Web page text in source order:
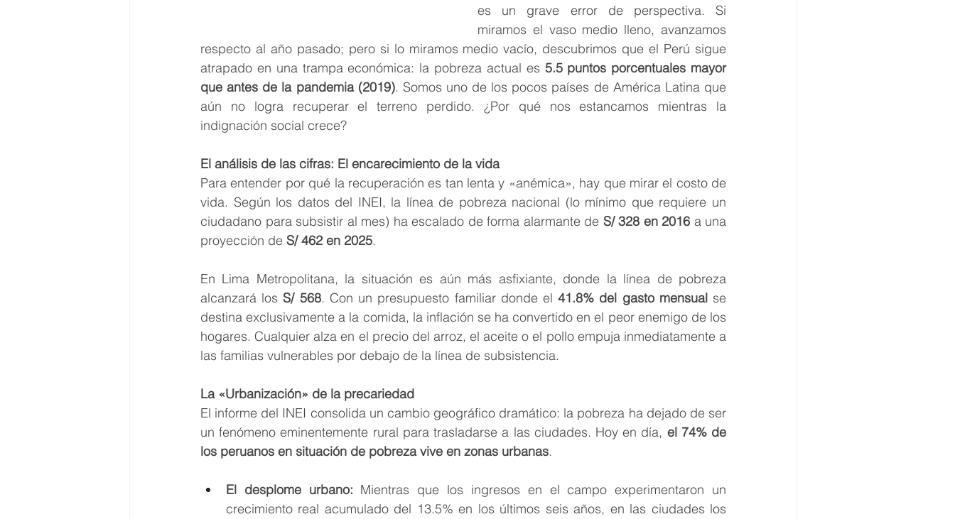
es un grave error de perspectiva. Si
miramos el vaso medio lleno, avanzamos
respecto al año pasado; pero si lo miramos medio vacío, descubrimos que el Perú sigue
atrapado en una trampa económica: la pobreza actual es 5.5 puntos porcentuales mayor
que antes de la pandemia (2019). Somos uno de los pocos países de América Latina que
aún no logra recuperar el terreno perdido. ¿Por qué nos estancamos mientras la
indignación social crece?
El análisis de las cifras: El encarecimiento de la vida
Para entender por qué la recuperación es tan lenta y «anémica», hay que mirar el costo de
vida. Según los datos del INEI, la línea de pobreza nacional (lo mínimo que requiere un
ciudadano para subsistir al mes) ha escalado de forma alarmante de S/ 328 en 2016 a una
proyección de S/ 462 en 2025.
En Lima Metropolitana, la situación es aún más asfixiante, donde la línea de pobreza
alcanzará los S/ 568. Con un presupuesto familiar donde el 41.8% del gasto mensual se
destina exclusivamente a la comida, la inflación se ha convertido en el peor enemigo de los
hogares. Cualquier alza en el precio del arroz, el aceite o el pollo empuja inmediatamente a
las familias vulnerables por debajo de la línea de subsistencia.
La «Urbanización» de la precariedad
El informe del INEI consolida un cambio geográfico dramático: la pobreza ha dejado de ser
un fenómeno eminentemente rural para trasladarse a las ciudades. Hoy en día, el 74% de
los peruanos en situación de pobreza vive en zonas urbanas.
El desplome urbano: Mientras que los ingresos en el campo experimentaron un
crecimiento real acumulado del 13.5% en los últimos seis años, en las ciudades los